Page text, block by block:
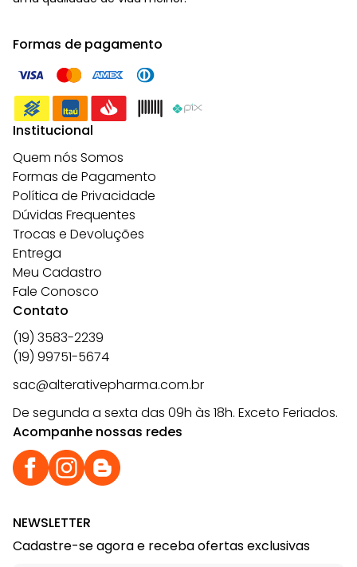
Formas de pagamento
Institucional
Quem nós Somos
Formas de Pagamento
Política de Privacidade
Dúvidas Frequentes
Trocas e Devoluções
Entrega
Meu Cadastro
Fale Conosco
Contato
(19) 3583-2239
(19) 99751-5674
sac@alterativepharma.com.br
De segunda a sexta das 09h às 18h. Exceto Feriados.
Acompanhe nossas redes
NEWSLETTER
Cadastre-se agora e receba ofertas exclusivas